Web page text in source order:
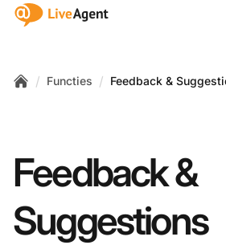
:site.title
/ Functies / Feedback &
Feedback &
Suggestions